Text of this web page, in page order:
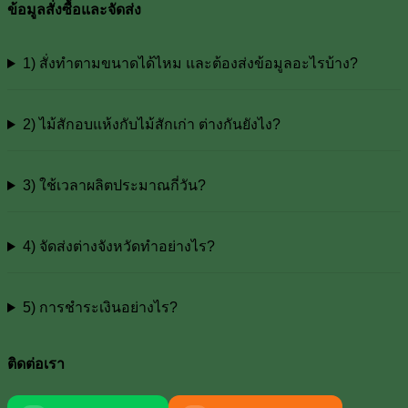
ข้อมูลสั่งซื้อและจัดส่ง
1) สั่งทำตามขนาดได้ไหม และต้องส่งข้อมูลอะไรบ้าง?
2) ไม้สักอบแห้งกับไม้สักเก่า ต่างกันยังไง?
3) ใช้เวลาผลิตประมาณกี่วัน?
4) จัดส่งต่างจังหวัดทำอย่างไร?
5) การชำระเงินอย่างไร?
ติดต่อเรา